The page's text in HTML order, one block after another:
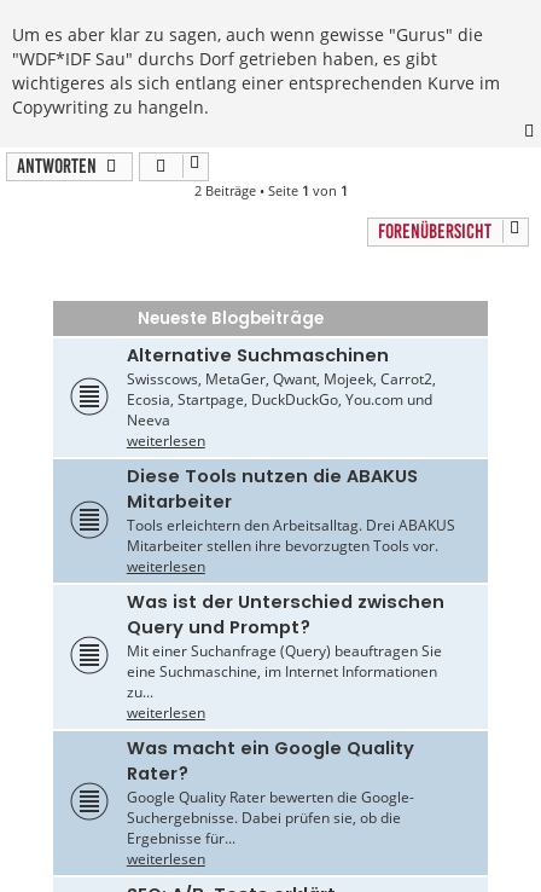
Um es aber klar zu sagen, auch wenn gewisse "Gurus" die
"WDF*IDF Sau" durchs Dorf getrieben haben, es gibt
wichtigeres als sich entlang einer entsprechenden Kurve im
Copywriting zu hangeln.
Antworten
2 Beiträge • Seite 1 von 1
FORENÜBERSICHT
Neueste Blogbeiträge
Alternative Suchmaschinen
Swisscows, MetaGer, Qwant, Mojeek, Carrot2,
Ecosia, Startpage, DuckDuckGo, You.com und
Neeva
weiterlesen
Diese Tools nutzen die ABAKUS
Mitarbeiter
Tools erleichtern den Arbeitsalltag. Drei ABAKUS
Mitarbeiter stellen ihre bevorzugten Tools vor.
weiterlesen
Was ist der Unterschied zwischen
Query und Prompt?
Mit einer Suchanfrage (Query) beauftragen Sie
eine Suchmaschine, im Internet Informationen
zu...
weiterlesen
Was macht ein Google Quality
Rater?
Google Quality Rater bewerten die Google-
Suchergebnisse. Dabei prüfen sie, ob die
Ergebnisse für...
weiterlesen